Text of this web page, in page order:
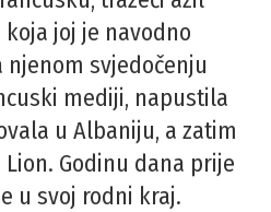
joj je navodno
njenom svjedočenju
mediji, napustila
u Albaniju, a zatim
Godinu dana prije
u svoj rodni kraj.